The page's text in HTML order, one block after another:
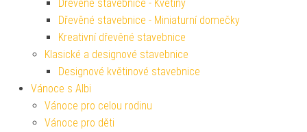
Dřevěné stavebnice - Květiny
Dřevěné stavebnice - Miniaturní domečky
Kreativní dřevěné stavebnice
Klasické a designové stavebnice
Designové květinové stavebnice
Vánoce s Albi
Vánoce pro celou rodinu
Vánoce pro děti